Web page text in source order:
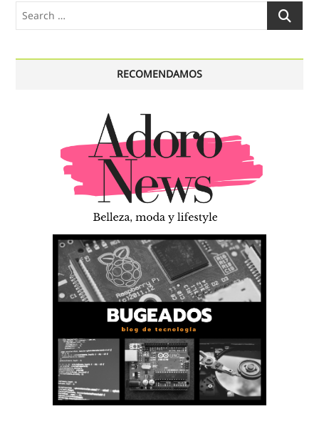
Search
RECOMENDAMOS